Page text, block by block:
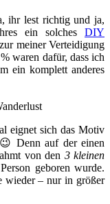
ihr lest richtig und ja,
ein solches DIY
meiner Verteidigung
waren dafür, dass ich
ein komplett anderes
eignet sich das Motiv
Denn auf der einen
von den 3 kleinen
geboren wurde.
wieder – nur in größer